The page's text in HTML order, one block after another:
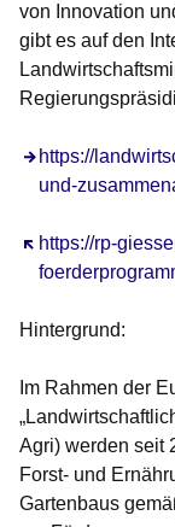
von Innovation
gibt es auf den
https://
und-
https://rp-
Öffnet sich in
Hintergrund:
Im Rahmen der
Agri) werden seit
Forst- und
Gartenbaus